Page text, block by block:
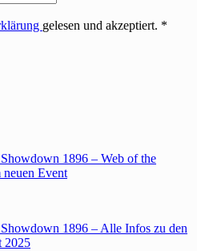
gelesen und akzeptiert. *
1896 – Web of the
Event
1896 – Alle Infos zu den
2025